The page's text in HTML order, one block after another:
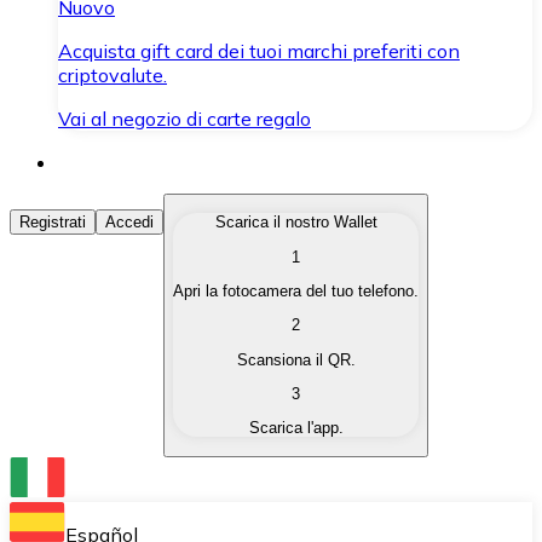
Nuovo
Acquista gift card dei tuoi marchi preferiti con
criptovalute.
Vai al negozio di carte regalo
Acquista Criptovalute
Acquista le criptovalute che ti interessano in modo
Converti le tue criptovalute in valuta fiat quando ne
Scambia una criptovaluta con un'altra
Conserva le tue cripto in un Wallet self-custodial.
Registrati Accedi
Scarica il nostro Wallet
1
Apri la fotocamera del tuo telefono.
2
Scansiona il QR.
3
Scarica l'app.
Español